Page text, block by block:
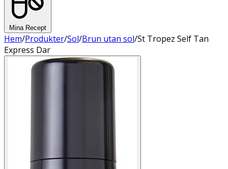
Mina Recept
Hem/Produkter/Sol/Brun utan sol/St Tropez Self Tan
Express Dar